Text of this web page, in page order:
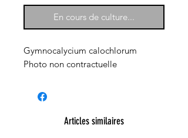
En cours de culture...
Gymnocalycium calochlorum
Photo non contractuelle
Articles similaires